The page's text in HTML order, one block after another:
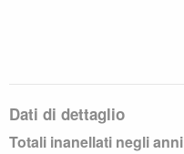
Dati di dettaglio
Totali inanellati negli anni